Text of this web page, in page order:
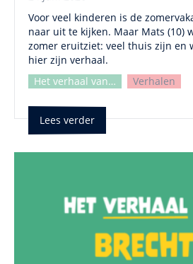
Voor veel kinderen is de
naar uit te kijken. Maar Mats (10)
zomer eruitziet: veel thuis zijn en
hier zijn verhaal.
Het verhaal van…
Verhalen
Lees verder